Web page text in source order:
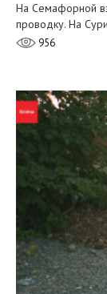
На Семафорной
проводку. На
956